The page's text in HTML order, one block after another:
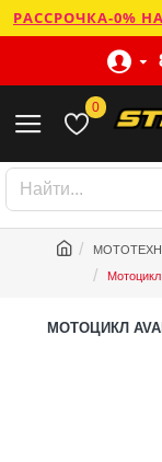
РАССРОЧКА-0%
0
МОТОЦИКЛ